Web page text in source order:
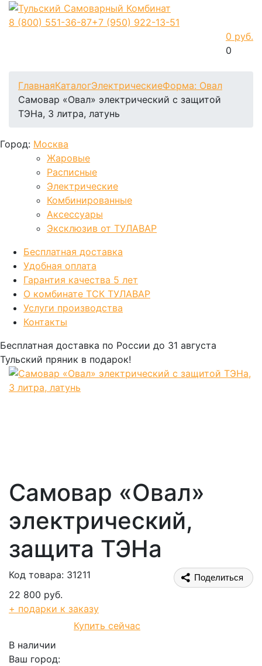
8 (800) 551-36-87+7 (950) 922-13-51
0 руб.
0
ГлавнаяКаталогЭлектрическиеФорма: Овал
Самовар «Овал» электрический с защитой
ТЭНа, 3 литра, латунь
Город: Москва
Жаровые
Расписные
Электрические
Комбинированные
Аксессуары
Эксклюзив от ТУЛАВАР
Бесплатная доставка
Удобная оплата
Гарантия качества 5 лет
О комбинате ТСК ТУЛАВАР
Услуги производства
Контакты
Бесплатная доставка по России до 31 августа
Тульский пряник в подарок!
Самовар «Овал»
электрический,
защита ТЭНа
Код товара: 31211 Поделиться
22 800 руб.
+ подарки к заказу
Купить сейчас
В наличии
Ваш город: